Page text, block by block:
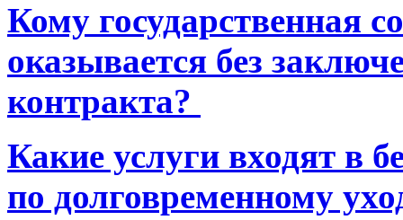
Кому государственная
оказывается без
контракта?
Какие услуги входят в
по долговременному